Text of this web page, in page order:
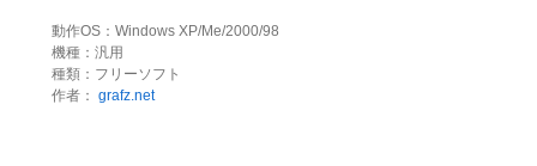
動作OS：Windows XP/Me/2000/98
機種：汎用
種類：フリーソフト
作者： grafz.net